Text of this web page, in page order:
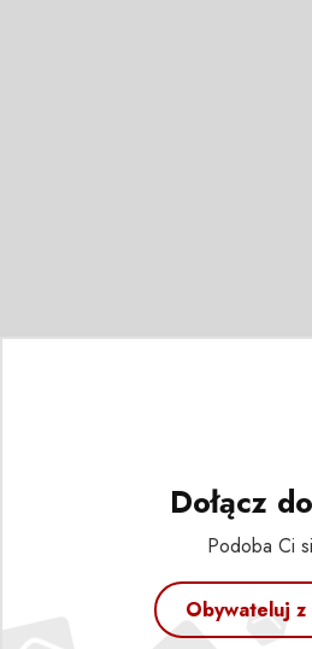
Dołącz
Podoba Ci
Obywateluj z